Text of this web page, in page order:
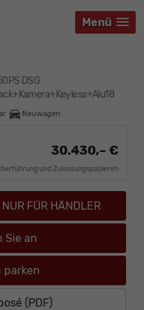
Menü
Menü
Menü
DSG
Neuwagen
30.430,– €
und Zulassungspapieren
FÜR HÄNDLER
Sie an
parken
(PDF)